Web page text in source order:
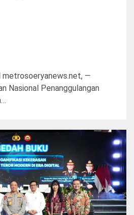
—
Nasional Penanggulangan